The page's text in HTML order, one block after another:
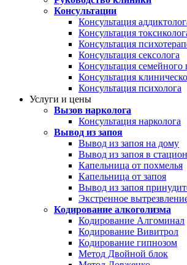
Консультации
Консультация
Консультация
Консультация
Консультация сексолога
Консультация семейного
Консультация
Консультация психолога
Услуги и цены
Вызов нарколога
Консультация нарколога
Вывод из запоя
Вывод из запоя на дому
Вывод из запоя в
Капельница от похмелья
Капельница от запоя
Вывод из запоя
Экстренное
Кодирование алкоголизма
Кодирование Алгоминал
Кодирование Вивитрол
Кодирование гипнозом
Метод Двойной блок